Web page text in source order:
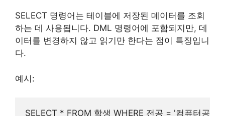
SELECT 명령어는 테이블에 저장된 데이터를 조회
하는 데 사용됩니다. DML 명령어에 포함되지만, 데
이터를 변경하지 않고 읽기만 한다는 점이 특징입니
다.
예시: